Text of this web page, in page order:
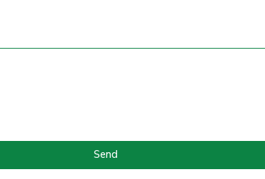
Send